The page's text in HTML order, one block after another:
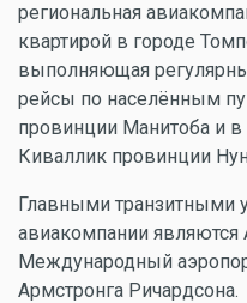
региональная
квартирой в городе
выполняющая
рейсы по населённым
провинции Манитоба и
Киваллик провинции
Главными транзитными
авиакомпании являются
Международный
Армстронга Ричардсона.